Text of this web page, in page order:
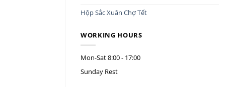
Hộp Sắc Xuân Chợ Tết
WORKING HOURS
Mon-Sat8:00 - 17:00
Sunday Rest